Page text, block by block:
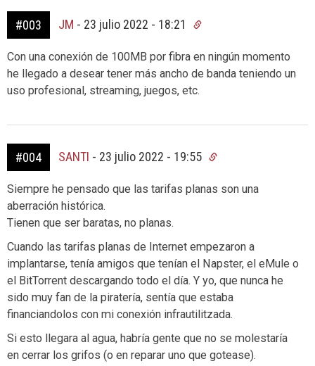
#003 JM - 23 julio 2022 - 18:21
Con una conexión de 100MB por fibra en ningún momento
he llegado a desear tener más ancho de banda teniendo un
uso profesional, streaming, juegos, etc.
#004 SANTI - 23 julio 2022 - 19:55
Siempre he pensado que las tarifas planas son una
aberración histórica.
Tienen que ser baratas, no planas.
Cuando las tarifas planas de Internet empezaron a
implantarse, tenía amigos que tenían el Napster, el eMule o
el BitTorrent descargando todo el día. Y yo, que nunca he
sido muy fan de la piratería, sentía que estaba
financiandolos con mi conexión infrautilitzada.
Si esto llegara al agua, habría gente que no se molestaría
en cerrar los grifos (o en reparar uno que gotease).